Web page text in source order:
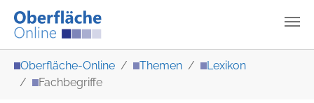
Oberfläche-Online Themen
Lexikon
Fachbegriffe